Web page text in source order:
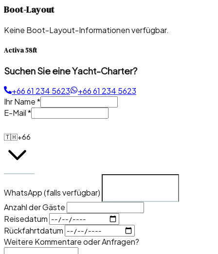
Boot-Layout
Keine Boot-Layout-Informationen verfügbar.
Activa 58ft
Suchen Sie eine Yacht-Charter?
+66 61 234 5623
+66 61 234 5623
Ihr Name*
E-Mail*
🇹🇭+66
WhatsApp (falls verfügbar)
Anzahl der Gäste
Reisedatum
Rückfahrtdatum
Weitere Kommentare oder Anfragen?